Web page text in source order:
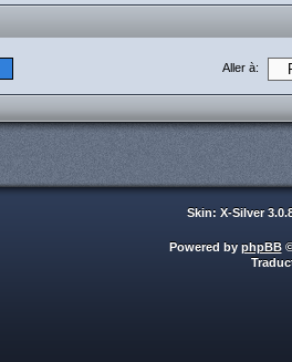
Aller à:
Skin: X-Silver
Powered by phpBB©